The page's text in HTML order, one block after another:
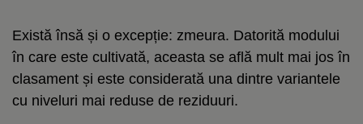
Există însă și o excepție: zmeura. Datorită modului
în care este cultivată, aceasta se află mult mai jos în
clasament și este considerată una dintre variantele
cu niveluri mai reduse de reziduuri.